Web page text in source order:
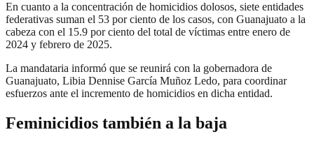
En cuanto a la concentración de homicidios dolosos, siete entidades
federativas suman el 53 por ciento de los casos, con Guanajuato a la
cabeza con el 15.9 por ciento del total de víctimas entre enero de
2024 y febrero de 2025.
La mandataria informó que se reunirá con la gobernadora de
Guanajuato, Libia Dennise García Muñoz Ledo, para coordinar
esfuerzos ante el incremento de homicidios en dicha entidad.
Feminicidios también a la baja